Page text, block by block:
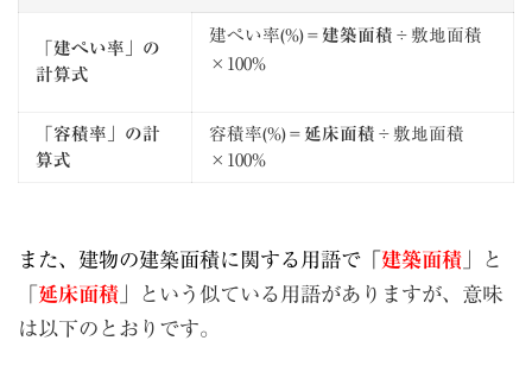
「建ぺい率」の
計算式
建ぺい率(%)＝ 建築面積 ÷敷地面積
×100%
「容積率」の計
算式
容積率(%)＝ 延床面積 ÷敷地面積
×100%
また、建物の建築面積に関する用語で「 建築面積 」と
延床面積 」という似ている用語がありますが、意味
は以下のとおりです。